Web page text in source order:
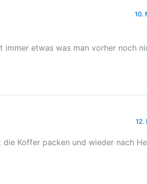
10.
immer etwas was man vorher noch
12.
Koffer packen und wieder nach